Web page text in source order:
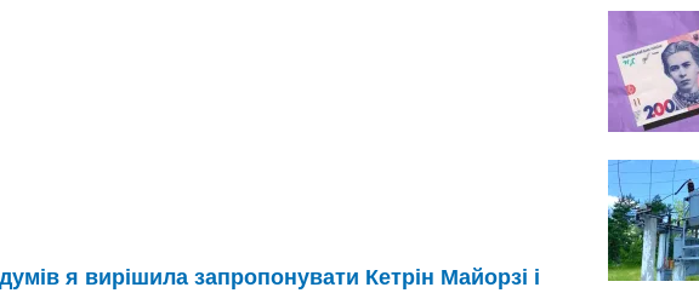
я вирішила запропонувати Кетрін Майорзі і